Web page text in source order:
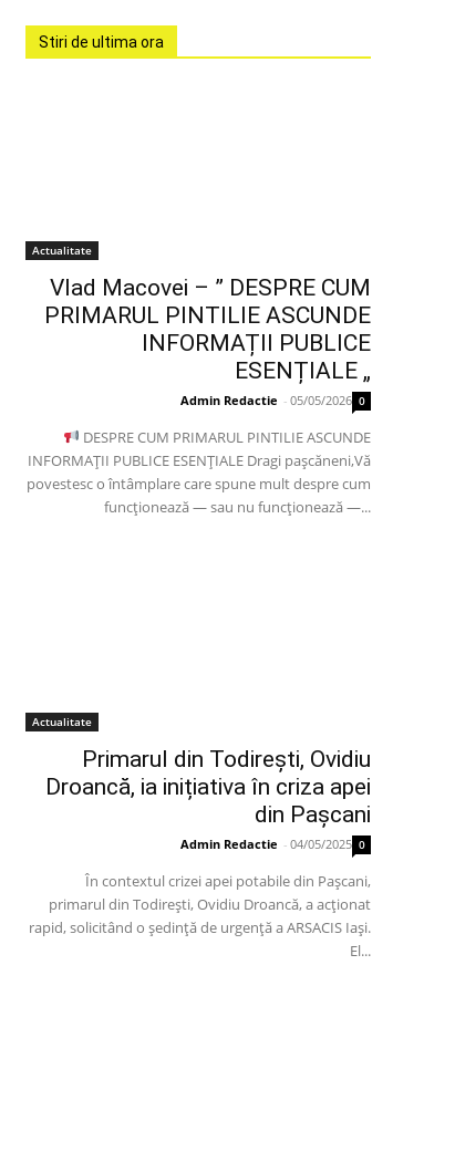
Stiri de ultima ora
Actualitate
Vlad Macovei – ” DESPRE CUM
PRIMARUL PINTILIE ASCUNDE
INFORMAȚII PUBLICE
ESENȚIALE „
Admin Redactie - 05/05/2026 0
DESPRE CUM PRIMARUL PINTILIE ASCUNDE
INFORMAȚII PUBLICE ESENȚIALE Dragi pașcăneni,Vă
povestesc o întâmplare care spune mult despre cum
funcționează — sau nu funcționează —...
Actualitate
Primarul din Todirești, Ovidiu
Droancă, ia inițiativa în criza apei
din Pașcani
Admin Redactie - 04/05/2025 0
În contextul crizei apei potabile din Pașcani,
primarul din Todirești, Ovidiu Droancă, a acționat
rapid, solicitând o ședință de urgență a ARSACIS Iași.
El...